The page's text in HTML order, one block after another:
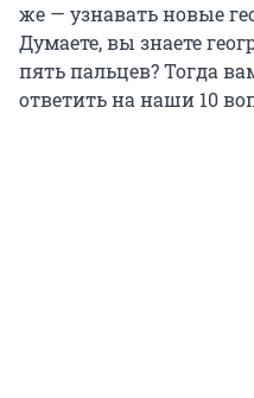
же — узнавать новые
Думаете, вы знаете
пять пальцев? Тогда
ответить на наши 10